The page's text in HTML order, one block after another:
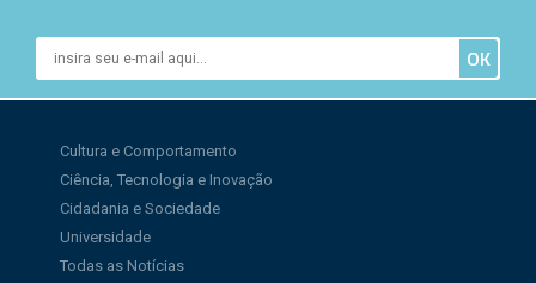
Cultura e Comportamento
Ciência, Tecnologia e Inovação
Cidadania e Sociedade
Universidade
Todas as Notícias